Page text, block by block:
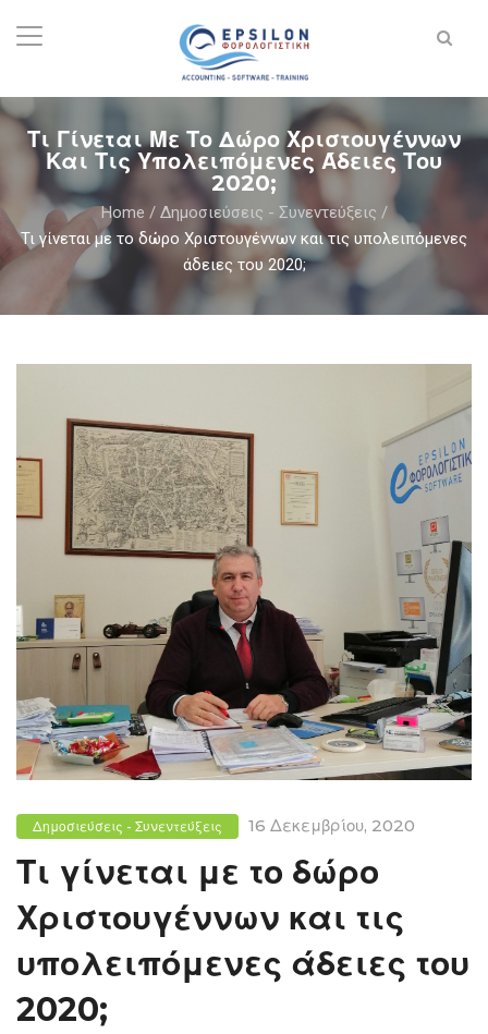
Τι Γίνεται Με Το Δώρο Χριστουγέννων
Και Τις Υπολειπόμενες Άδειες Του
2020;
Home / Δημοσιεύσεις - Συνεντεύξεις /
Τι γίνεται με το δώρο Χριστουγέννων και τις υπολειπόμενες
άδειες του 2020;
Δημοσιεύσεις - Συνεντεύξεις 16 Δεκεμβρίου, 2020
Τι γίνεται με το δώρο
Χριστουγέννων και τις
υπολειπόμενες άδειες του
2020;